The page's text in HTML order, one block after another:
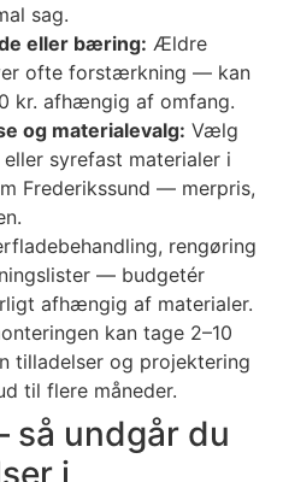
sag.
eller bæring: Ældre
ofte forstærkning — kan
kr. afhængig af omfang.
og materialevalg: Vælg
syrefast materialer i
Frederikssund — merpris,
rengøring
— budgetér
afhængig af materialer.
kan tage 2–10
tilladelser og projektering
til flere måneder.
så undgår du
i